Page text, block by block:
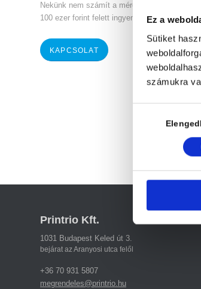
Ez a
Sütiket
számukra
kiválasztása
Nekünk nem számít a méret! Szívesen
100 ezer forint felett ingyenesen Budapest
KAPCSOLAT
Printrio Kft.
1031 Budapest Keled út 3.
bejárat az Aranyosi utca felől
+36 70 931 5807
megrendeles@printrio.hu